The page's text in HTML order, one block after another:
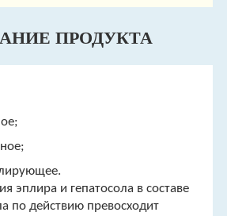
ПРОДУКТА
эплира и гепатосола в составе
по действию превосходит